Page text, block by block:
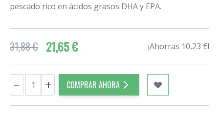
pescado rico en ácidos grasos DHA y EPA.
31,88 € 21,65 € ¡Ahorras 10,23 €!
Cantidad
− + COMPRAR AHORA